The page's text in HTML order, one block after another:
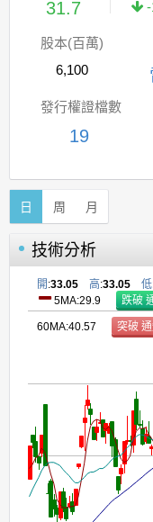
31.7
股本(百萬)
6,100
發行權證檔數
19
日 周 月
技術分析
開 :33.05 高:33.05 低
5MA:29.9
60MA:40.57